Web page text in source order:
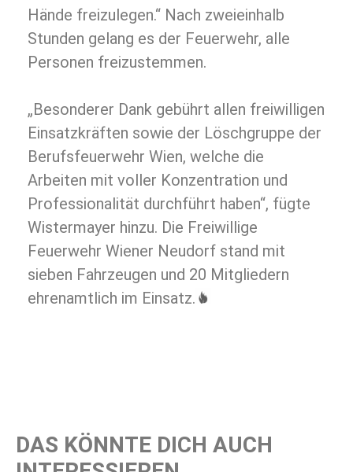
Hände freizulegen.“ Nach zweieinhalb
Stunden gelang es der Feuerwehr, alle
Personen freizustemmen.
„Besonderer Dank gebührt allen freiwilligen
Einsatzkräften sowie der Löschgruppe der
Berufsfeuerwehr Wien, welche die
Arbeiten mit voller Konzentration und
Professionalität durchführt haben“, fügte
Wistermayer hinzu. Die Freiwillige
Feuerwehr Wiener Neudorf stand mit
sieben Fahrzeugen und 20 Mitgliedern
ehrenamtlich im Einsatz.
DAS KÖNNTE DICH AUCH